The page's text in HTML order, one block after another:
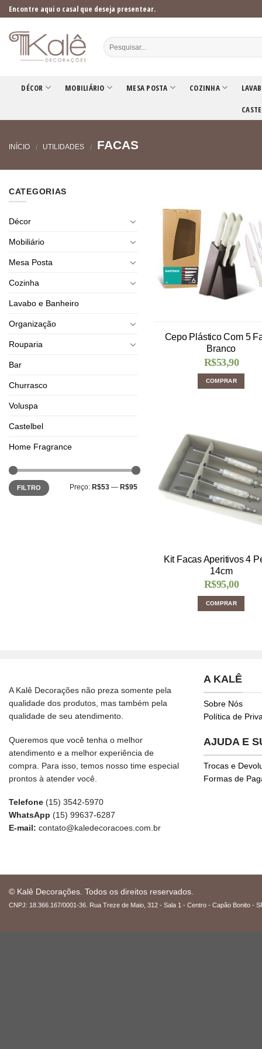
Skip
to
content
Encontre aqui o casal que deseja presentear.
DÉCOR MOBILIÁRIO MESA POSTA COZINHA
INÍCIO / UTILIDADES / FACAS
CATEGORIAS
Décor
Mobiliário
Mesa Posta
Cozinha
Lavabo e Banheiro
Organização
Rouparia
Bar
Churrasco
Voluspa
Castelbel
Home Fragrance
FILTRO Preço: R$53 — R$95
Cepo Plástico Com 5
Branco
R$53,90
COMPRAR
Kit Facas Aperitivos 4
14cm
R$95,00
COMPRAR
A Kalê Decorações não preza somente pela
qualidade dos produtos, mas também pela
qualidade de seu atendimento.
Queremos que você tenha o melhor
atendimento e a melhor experiência de
compra. Para isso, temos nosso time especial
prontos à atender você.
Telefone (15) 3542-5970
WhatsApp (15) 99637-6287
E-mail: contato@kaledecoracoes.com.br
A KALÊ
Sobre Nós
Política de
AJUDA E
Trocas e
Formas de
© Kalê Decorações. Todos os direitos reservados.
CNPJ: 18.366.167/0001-36. Rua Treze de Maio, 312 - Sala 1 - Centro - Capão Bonito -